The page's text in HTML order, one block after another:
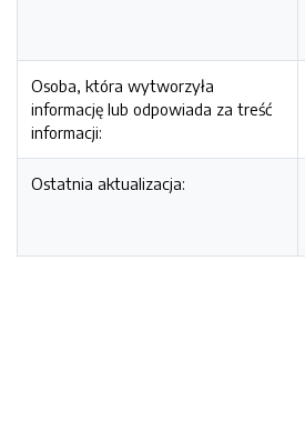
Osoba, która wytworzyła
informację lub odpowiada za treść
informacji:
Ostatnia aktualizacja: